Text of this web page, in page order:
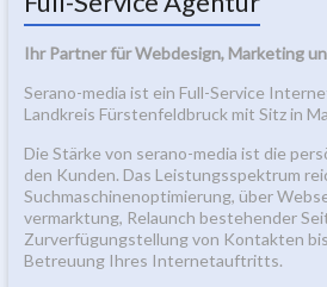
Ihr Partner für Webdesign, Marketing
Serano-media ist ein Full-Service
Landkreis Fürstenfeldbruck mit Sitz in
Die Stärke von serano-media ist die
den Kunden. Das Leistungsspektrum
Suchmaschinenoptimierung, über
vermarktung, Relaunch bestehender
Zurverfügungstellung von Kontakten
Betreuung Ihres Internetauftritts.